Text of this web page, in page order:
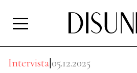
Intervista|05.12.2025